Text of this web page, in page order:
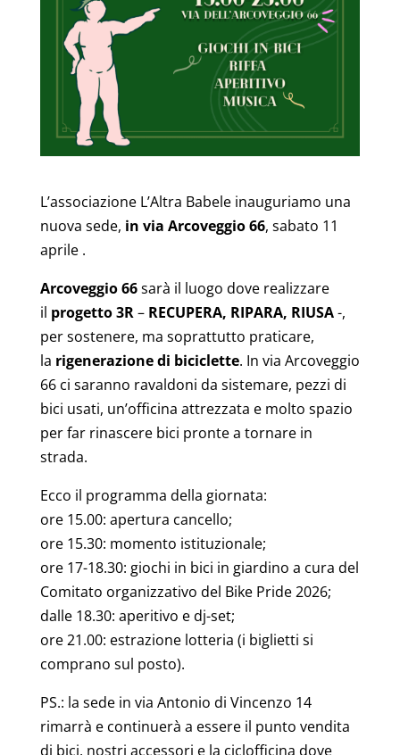
L’associazione L’Altra Babele inauguriamo una
nuova sede, in via Arcoveggio 66, sabato 11
aprile .
Arcoveggio 66sarà il luogo dove realizzare
il progetto 3R– RECUPERA, RIPARA, RIUSA-,
per sostenere, ma soprattutto praticare,
la rigenerazione di biciclette. In via Arcoveggio
66 ci saranno ravaldoni da sistemare, pezzi di
bici usati, un’officina attrezzata e molto spazio
per far rinascere bici pronte a tornare in
strada.
Ecco il programma della giornata:
ore 15.00: apertura cancello;
ore 15.30: momento istituzionale;
ore 17-18.30: giochi in bici in giardino a cura del
Comitato organizzativo del Bike Pride 2026;
dalle 18.30: aperitivo e dj-set;
ore 21.00: estrazione lotteria (i biglietti si
comprano sul posto).
PS.: la sede in via Antonio di Vincenzo 14
rimarrà e continuerà a essere il punto vendita
di bici, nostri accessori e la ciclofficina dove